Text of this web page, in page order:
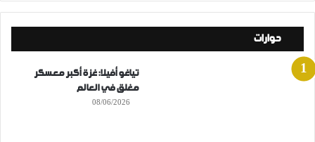
حوارات
تياغو أفيلا: غزة أكبر معسكر
مغلق في العالم
08/06/2026